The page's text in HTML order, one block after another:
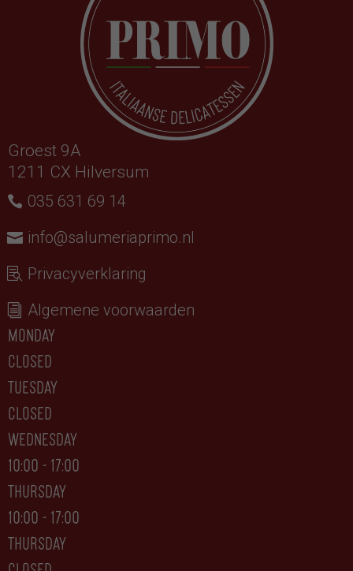
Groest 9A
1211 CX Hilversum
035 631 69 14
info@salumeriaprimo.nl
Privacyverklaring
Algemene voorwaarden
monday
closed
tuesday
CLOSED
wednesday
10:00 - 17:00
thursday
10:00 - 17:00
thursday